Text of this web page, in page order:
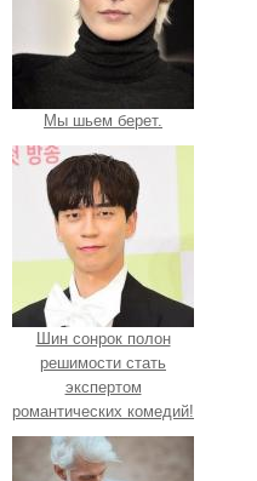
Мы шьем берет.
Шин сонрок полон
решимости стать
экспертом
романтических комедий!